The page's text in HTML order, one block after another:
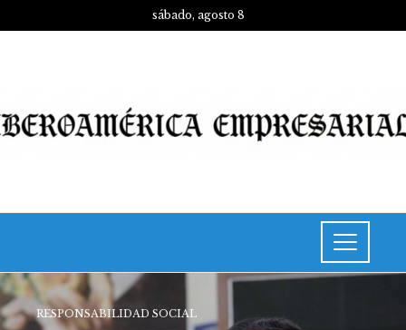
sábado, agosto 8
RESPONSABILIDAD SOCIAL